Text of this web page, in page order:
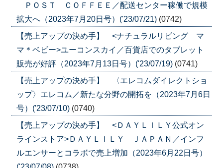
ＰＯＳＴ ＣＯＦＦＥＥ／配送センター稼働で規模
拡大へ（2023年7月20日号）('23/07/21) (0742)
【売上アップの決め手】 <ナチュラルリビング マ
マ＊ベビー>ユーコンスカイ／百貨店でのタブレット
販売が好評（2023年7月13日号）('23/07/19) (0741)
【売上アップの決め手】 〈エレコムダイレクトショ
ップ〉エレコム／新たな分野の開拓を（2023年7月6日
号）('23/07/10) (0740)
【売上アップの決め手】 <ＤＡＹＬＩＬＹ公式オン
ラインストア>ＤＡＹＬＩＬＹ ＪＡＰＡＮ／インフ
ルエンサーとコラボで売上増加（2023年6月22日号）